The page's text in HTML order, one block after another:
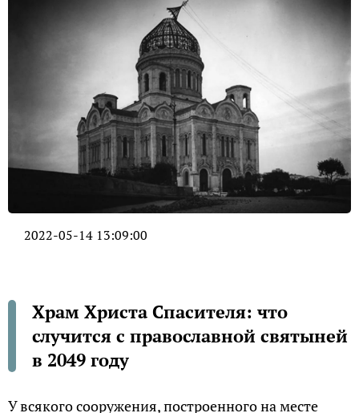
2022-05-14 13:09:00
Храм Христа Спасителя: что
случится с православной святыней
в 2049 году
У всякого сооружения, построенного на месте